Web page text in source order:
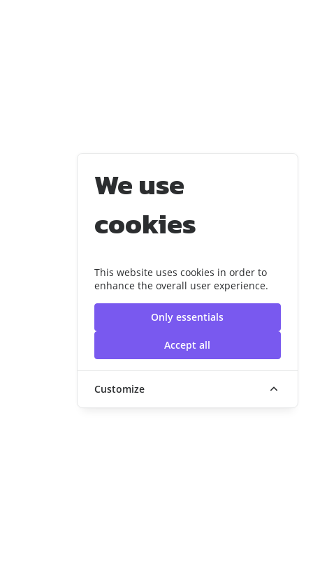
We use
cookies
This website uses cookies in order to
enhance the overall user experience.
Only essentials
Accept all
Customize